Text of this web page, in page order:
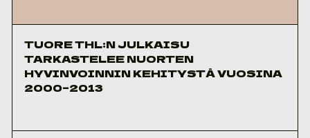
TUORE THL:N JULKAISU
TARKASTELEE NUORTEN
HYVINVOINNIN KEHITYSTÄ VUOSINA
2000–2013